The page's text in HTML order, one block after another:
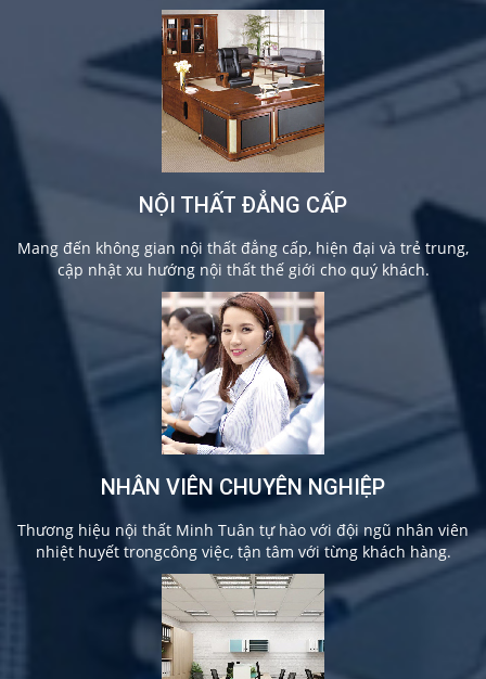
NỘI THẤT ĐẲNG CẤP
Mang đến không gian nội thất đẳng cấp, hiện đại và trẻ trung,
cập nhật xu hướng nội thất thế giới cho quý khách.
NHÂN VIÊN CHUYÊN NGHIỆP
Thương hiệu nội thất Minh Tuân tự hào với đội ngũ nhân viên
nhiệt huyết trongcông việc, tận tâm với từng khách hàng.